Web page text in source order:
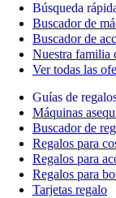
Búsqueda
Buscador de
Buscador de
Nuestra familia
Ver todas las
Guías de
Máquinas
Buscador de
Regalos para
Regalos para
Regalos para
Tarjetas regalo